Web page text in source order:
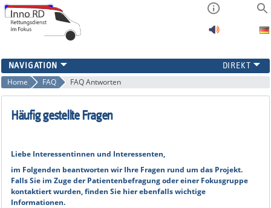
PROJEKTINFORMATION
FAQ
ERGEBNISSE
Home FAQ FAQ Antworten
Häufig gestellte Fragen
Liebe Interessentinnen und Interessenten,
im Folgenden beantworten wir Ihre Fragen rund um das Projekt.
Falls Sie im Zuge der Patientenbefragung oder einer Fokusgruppe
kontaktiert wurden, finden Sie hier ebenfalls wichtige
Informationen.